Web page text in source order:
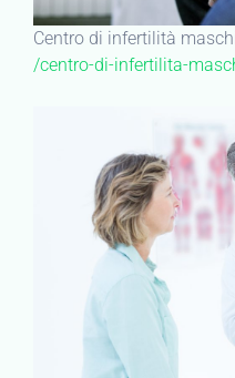
Centro di infertilità
/centro-di-infertilita-